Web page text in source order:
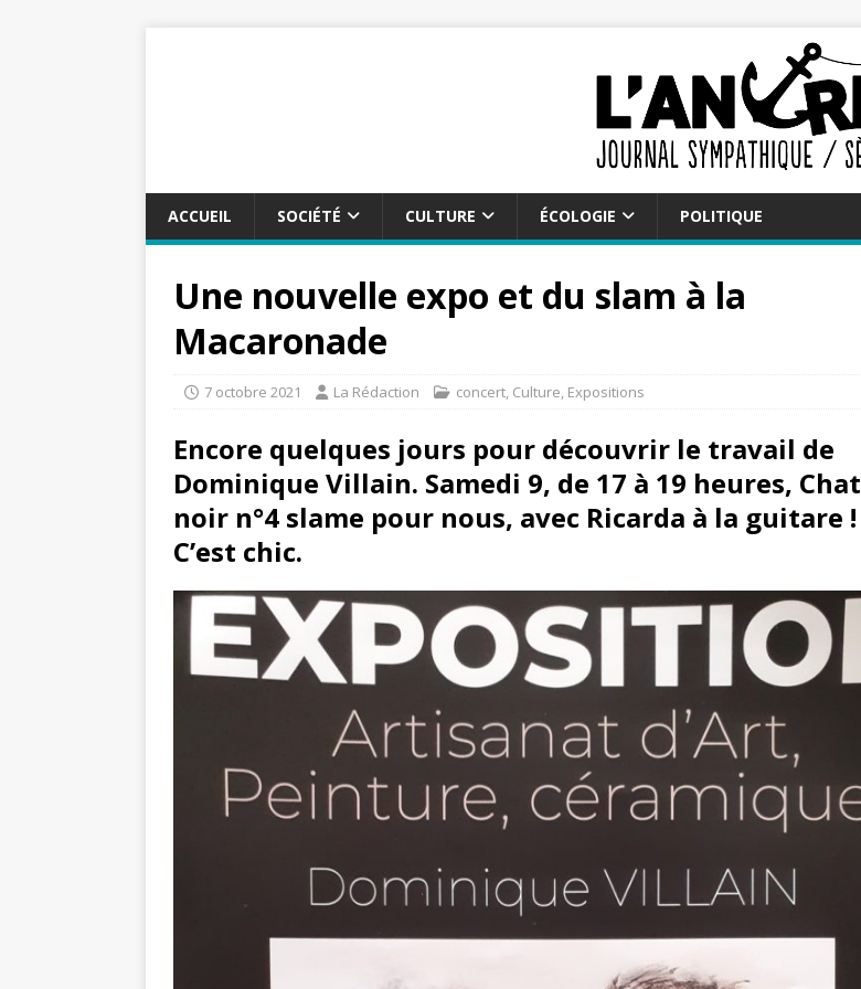
ACCUEIL SOCIÉTÉ CULTURE ÉCOLOGIE POLITIQUE
Une nouvelle expo et du slam à la
Macaronade
7 octobre 2021 La Rédaction concert, Culture, Expositions
Encore quelques jours pour découvrir le travail de
Dominique Villain. Samedi 9, de 17 à 19 heures, Chat
noir n°4 slame pour nous, avec Ricarda à la guitare !
C’est chic.